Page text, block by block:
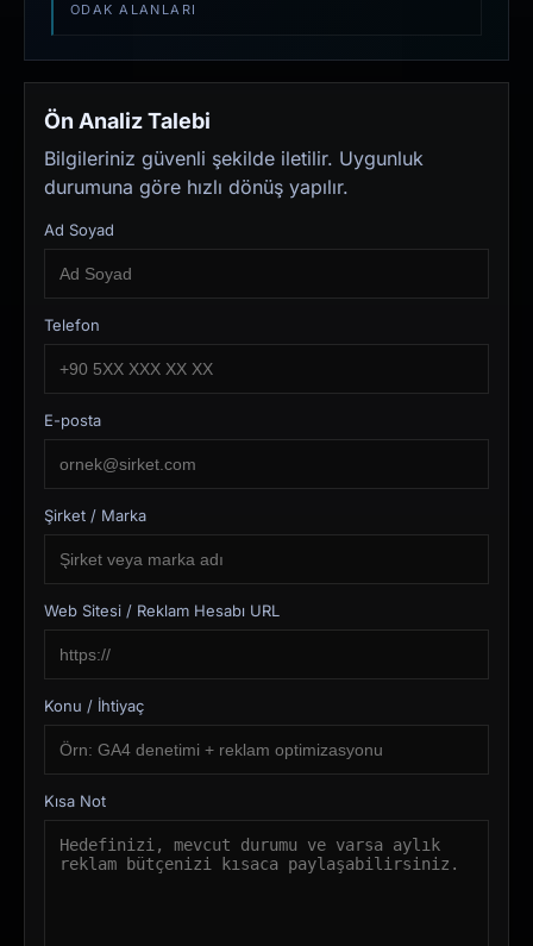
ODAK ALANLARI
Ön Analiz Talebi
Bilgileriniz güvenli şekilde iletilir. Uygunluk
durumuna göre hızlı dönüş yapılır.
Ad Soyad
Telefon
E-posta
Şirket / Marka
Web Sitesi / Reklam Hesabı URL
Konu / İhtiyaç
Kısa Not